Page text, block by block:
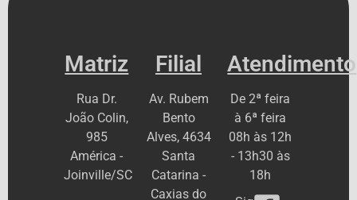
Matriz
Rua Dr.
João Colin,
985
América -
Joinville/SC
Filial
Av. Rubem
Bento
Alves, 4634
Santa
Catarina -
Caxias do
Atendimento
De 2ª feira
à 6ª feira
08h às 12h
- 13h30 às
18h